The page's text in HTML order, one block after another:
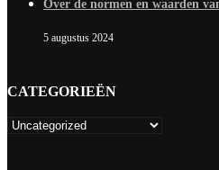
Over de normen en waarden
5 augustus 2024
CATEGORIEËN